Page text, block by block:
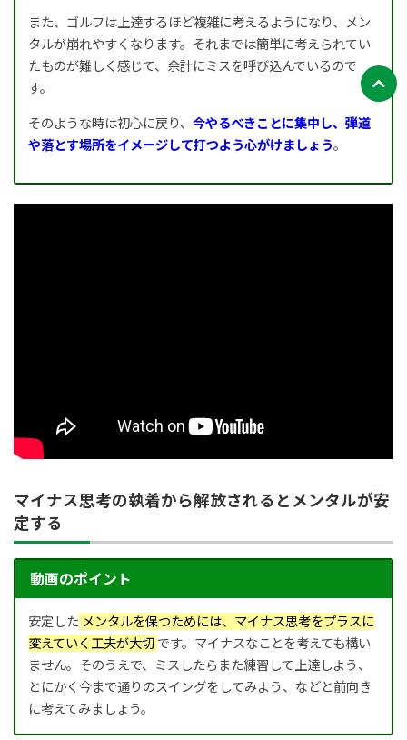
また、ゴルフは上達するほど複雑に考えるようになり、メン
タルが崩れやすくなります。それまでは簡単に考えられてい
たものが難しく感じて、余計にミスを呼び込んでいるので
す。
そのような時は初心に戻り、今やるべきことに集中し、弾道
や落とす場所をイメージして打つよう心がけましょう。
マイナス思考の執着から解放されるとメンタルが安
定する
動画のポイント
安定した メンタルを保つためには、マイナス思考をプラスに
変えていく工夫が大切 です。マイナスなことを考えても構い
ません。そのうえで、ミスしたらまた練習して上達しよう、
とにかく今まで通りのスイングをしてみよう、などと前向き
に考えてみましょう。